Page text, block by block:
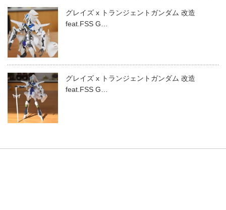
グレイズ x トランジェントガンダム 改造
feat.FSS G…
グレイズ x トランジェントガンダム 改造
feat.FSS G…